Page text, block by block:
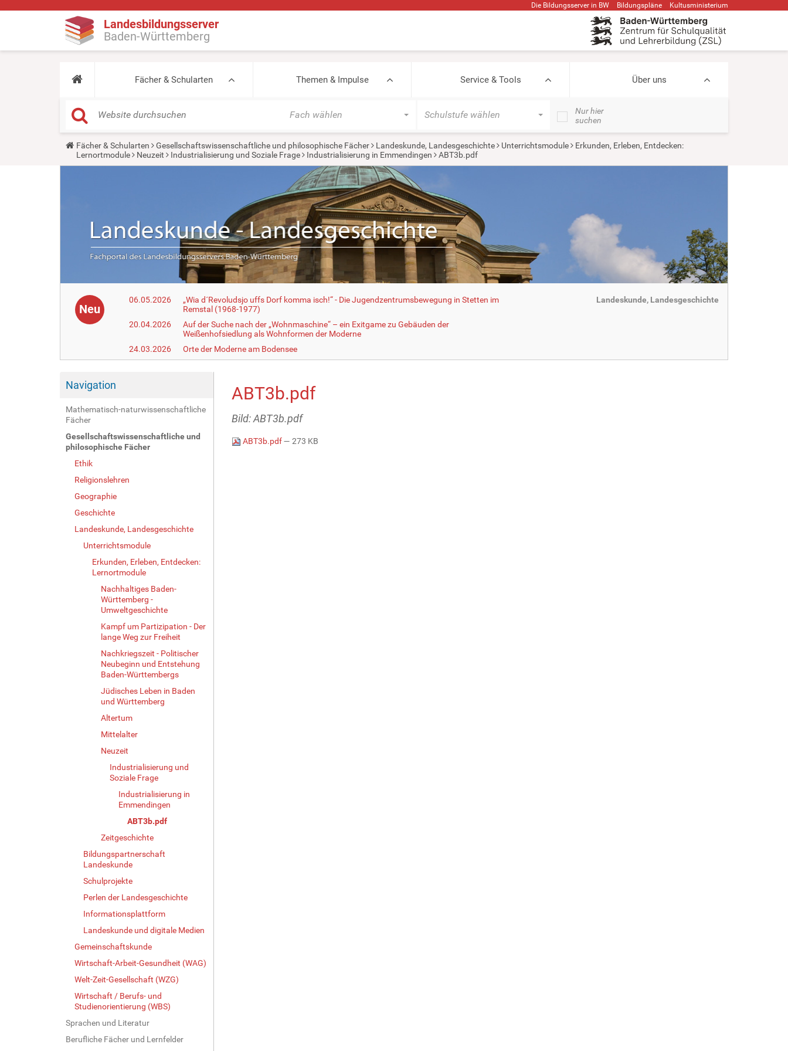
Die Bildungsserver in BW Bildungspläne Kultusministerium
Landesbildungsserver
Baden-Württemberg
Fächer & Schularten Themen & Impulse Service & Tools Über uns
Fach wählen Schulstufe wählen
Nur hier
suchen
Y
u
Fächer & Schularten Gesellschaftswissenschaftliche und philosophische Fächer Landeskunde, Landesgeschichte Unterrichtsmodule
Erkunden, Erleben, Entdecken:
Lernortmodule
Neuzeit Industrialisierung und Soziale Frage Industrialisierung in Emmendingen ABT3b.pdf
Neu
06.05.2026
„Wia d´Revoludsjo uffs Dorf komma isch!“ - Die Jugendzentrumsbewegung in Stetten im
Remstal (1968-1977)
20.04.2026
Auf der Suche nach der „Wohnmaschine“ – ein Exitgame zu Gebäuden der
Weißenhofsiedlung als Wohnformen der Moderne
24.03.2026
Orte der Moderne am Bodensee
Landeskunde, Landesgeschichte
Navigation
Mathematisch-naturwissenschaftliche
Fächer
Gesellschaftswissenschaftliche und
philosophische Fächer
Ethik
Religionslehren
Geographie
Geschichte
Landeskunde, Landesgeschichte
Unterrichtsmodule
Erkunden, Erleben, Entdecken:
Lernortmodule
Nachhaltiges Baden-
Württemberg -
Umweltgeschichte
Kampf um Partizipation - Der
lange Weg zur Freiheit
Nachkriegszeit - Politischer
Neubeginn und Entstehung
Baden-Württembergs
Jüdisches Leben in Baden
und Württemberg
Altertum
Mittelalter
Neuzeit
Industrialisierung und
Soziale Frage
Industrialisierung in
Emmendingen
ABT3b.pdf
Zeitgeschichte
Bildungspartnerschaft
Landeskunde
Schulprojekte
Perlen der Landesgeschichte
Informationsplattform
Landeskunde und digitale Medien
Gemeinschaftskunde
Wirtschaft-Arbeit-Gesundheit (WAG)
Welt-Zeit-Gesellschaft (WZG)
Wirtschaft / Berufs- und
Studienorientierung (WBS)
Sprachen und Literatur
Berufliche Fächer und Lernfelder
ABT3b.pdf
Bild: ABT3b.pdf
ABT3b.pdf— 273 KB